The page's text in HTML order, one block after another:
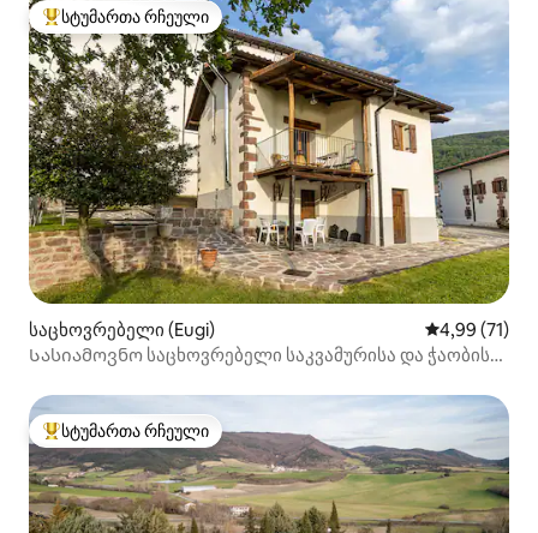
სტუმართა რჩეული მოწინავე ვარიანტი
სტუმართა რჩეული
საცხოვრებელი (Eugi) საშუალო
4,99 (71)
Სასიამოვნო საცხოვრებელი საკვამურისა და ჭაობის
სტუმართა რჩეული მოწინავე ვარიანტი
სტუმართა რჩეული